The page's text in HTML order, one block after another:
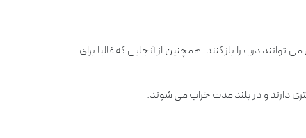
درب را باز کنند. همچنین از آنجایی که غالبا برای
دارند و در بلند مدت خراب می شوند.